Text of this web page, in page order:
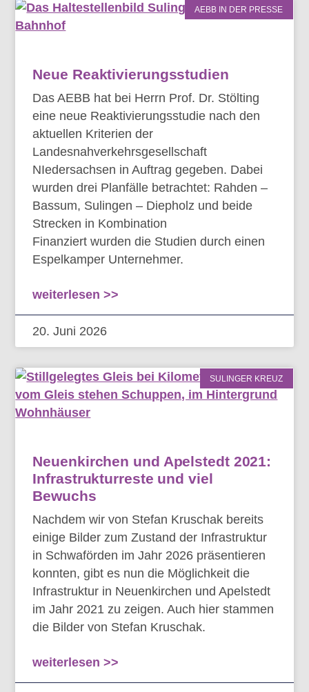
AEBB IN DER PRESSE
Neue Reaktivierungsstudien
Das AEBB hat bei Herrn Prof. Dr. Stölting
eine neue Reaktivierungsstudie nach den
aktuellen Kriterien der
Landesnahverkehrsgesellschaft
NIedersachsen in Auftrag gegeben. Dabei
wurden drei Planfälle betrachtet: Rahden –
Bassum, Sulingen – Diepholz und beide
Strecken in Kombination
Finanziert wurden die Studien durch einen
Espelkamper Unternehmer.
weiterlesen >>
20. Juni 2026
SULINGER KREUZ
Neuenkirchen und Apelstedt 2021:
Infrastrukturreste und viel
Bewuchs
Nachdem wir von Stefan Kruschak bereits
einige Bilder zum Zustand der Infrastruktur
in Schwaförden im Jahr 2026 präsentieren
konnten, gibt es nun die Möglichkeit die
Infrastruktur in Neuenkirchen und Apelstedt
im Jahr 2021 zu zeigen. Auch hier stammen
die Bilder von Stefan Kruschak.
weiterlesen >>